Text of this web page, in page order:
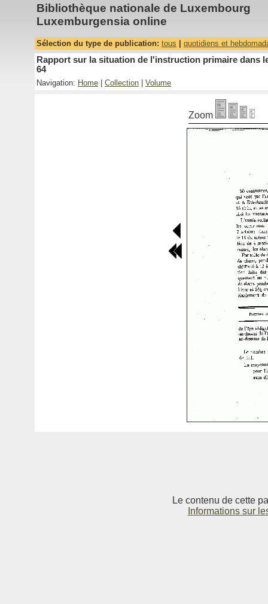
Bibliothèque nationale de Luxembourg
Luxemburgensia online
Sélection du type de publication: tous quotidiens et
Rapport sur la situation de l'instruction primaire dans
64
Navigation: Home Collection Volume
Zoom
Le contenu de cette
Informations sur